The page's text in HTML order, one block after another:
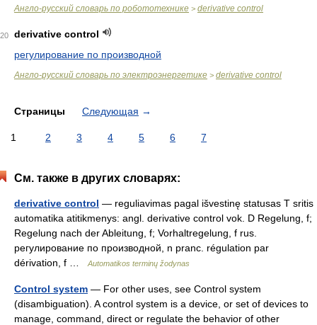
Англо-русский словарь по робототехнике > derivative control
20
derivative control
регулирование по производной
Англо-русский словарь по электроэнергетике > derivative control
Страницы Следующая →
1 2 3 4 5 6 7
См. также в других словарях:
derivative control — reguliavimas pagal išvestinę statusas T sritis
automatika atitikmenys: angl. derivative control vok. D Regelung, f;
Regelung nach der Ableitung, f; Vorhaltregelung, f rus.
регулирование по производной, n pranc. régulation par
dérivation, f …
Automatikos terminų žodynas
Control system — For other uses, see Control system
(disambiguation). A control system is a device, or set of devices to
manage, command, direct or regulate the behavior of other